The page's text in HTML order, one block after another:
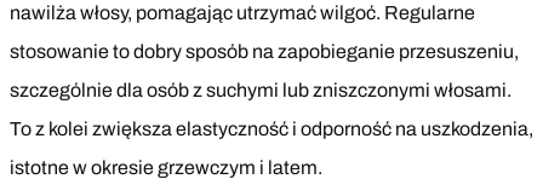
nawilża włosy, pomagając utrzymać wilgoć. Regularne
stosowanie to dobry sposób na zapobieganie przesuszeniu,
szczególnie dla osób z suchymi lub zniszczonymi włosami.
To z kolei zwiększa elastyczność i odporność na uszkodzenia,
istotne w okresie grzewczym i latem.